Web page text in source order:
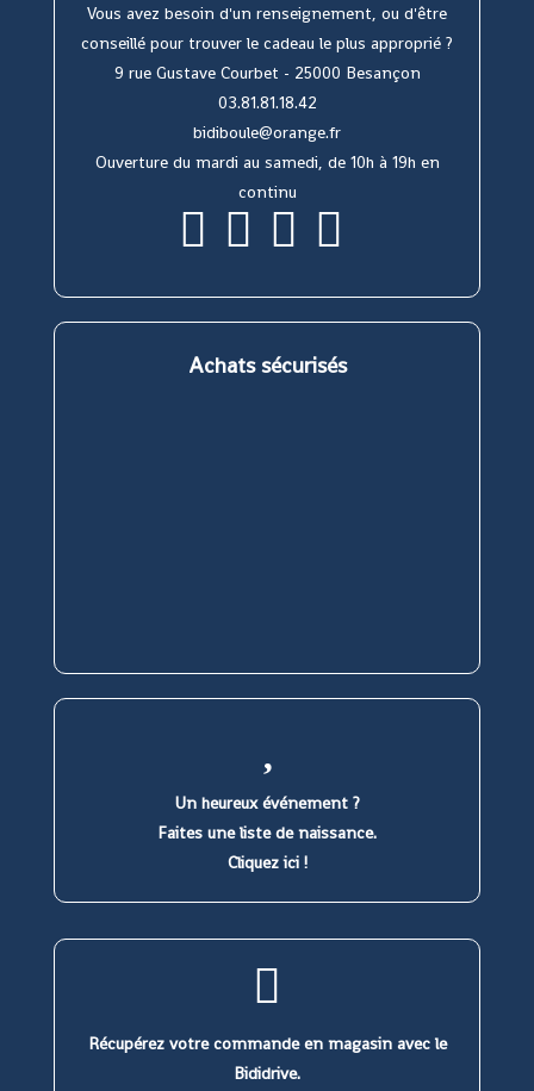
Vous avez besoin d'un renseignement, ou d'être
conseillé pour trouver le cadeau le plus approprié ?
9 rue Gustave Courbet - 25000 Besançon
03.81.81.18.42
bidiboule@orange.fr
Ouverture du mardi au samedi, de 10h à 19h en
continu
S’ouvre
dans
S’ouvre
dans
S’ouvre
dans
Achats sécurisés
Un heureux événement ?
Faites une liste de naissance.
Cliquez ici !
Récupérez votre commande en magasin avec le
Bididrive.